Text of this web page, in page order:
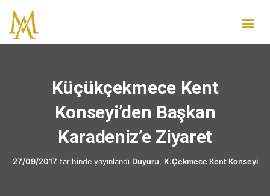
Küçükçekmece Kent
Konseyi’den Başkan
Karadeniz’e Ziyaret
27/09/2017 tarihinde yayınlandı Duyuru, K.Çekmece Kent Konseyi